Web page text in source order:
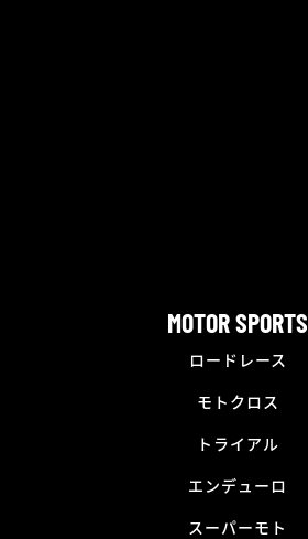
MOTOR SPORTS
ロードレース
モトクロス
トライアル
エンデューロ
スーパーモト